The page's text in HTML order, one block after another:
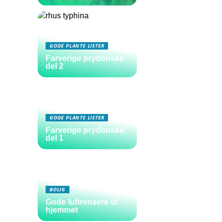
GODE PLANTE LISTER
Farverige prydbuske
del 2
GODE PLANTE LISTER
Farverige prydbuske,
del 1
BOLIG
Gode luftrensere til
hjemmet